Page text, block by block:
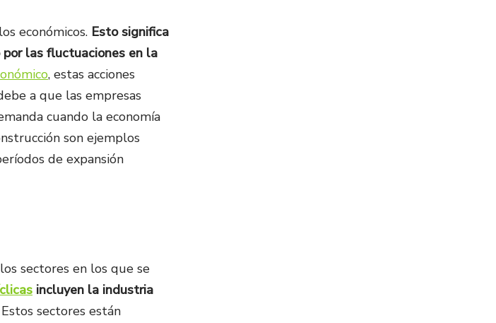
económicos. Esto significa
las fluctuaciones en la
, estas acciones
a que las empresas
cuando la economía
son ejemplos
de expansión
sectores en los que se
incluyen la industria
sectores están